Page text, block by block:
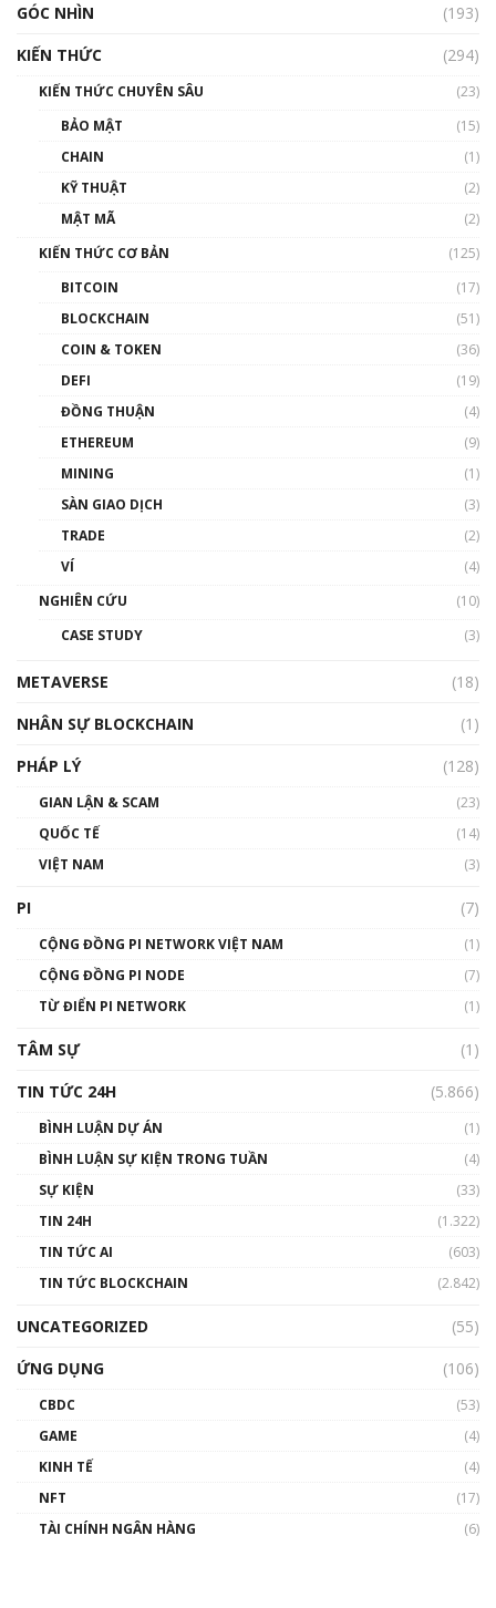
00:43:47
như thể nào?
00:39:31
Phổ cập Blockchain
thống & Crypto qua các cuộc chiến | Phổ cập
01:32:59
gió ấm
Talkshow 14: MemeCoin – Trò đùa tỷ đô
01:29:26
GÓC NHÌN
(193)
KIẾN THỨC
(294)
KIẾN THỨC CHUYÊN SÂU
(23)
BẢO MẬT
(15)
CHAIN
(1)
KỸ THUẬT
(2)
MẬT MÃ
(2)
KIẾN THỨC CƠ BẢN
(125)
BITCOIN
(17)
BLOCKCHAIN
(51)
COIN & TOKEN
(36)
DEFI
(19)
ĐỒNG THUẬN
(4)
ETHEREUM
(9)
MINING
(1)
SÀN GIAO DỊCH
(3)
TRADE
(2)
VÍ
(4)
NGHIÊN CỨU
(10)
CASE STUDY
(3)
METAVERSE
(18)
NHÂN SỰ BLOCKCHAIN
(1)
PHÁP LÝ
(128)
GIAN LẬN & SCAM
(23)
QUỐC TẾ
(14)
VIỆT NAM
(3)
PI (7)
CỘNG ĐỒNG PI NETWORK VIỆT NAM
(1)
CỘNG ĐỒNG PI NODE
(7)
TỪ ĐIỂN PI NETWORK
(1)
TÂM SỰ
(1)
TIN TỨC 24H
(5.866)
BÌNH LUẬN DỰ ÁN
(1)
BÌNH LUẬN SỰ KIỆN TRONG TUẦN
(4)
SỰ KIỆN
(33)
TIN 24H
(1.322)
TIN TỨC AI
(603)
TIN TỨC BLOCKCHAIN
(2.842)
UNCATEGORIZED
(55)
ỨNG DỤNG
(106)
CBDC
(53)
GAME
(4)
KINH TẾ
(4)
NFT
(17)
TÀI CHÍNH NGÂN HÀNG
(6)